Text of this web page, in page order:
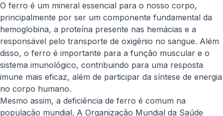
O ferro é um mineral essencial para o nosso corpo,
principalmente por ser um componente fundamental da
hemoglobina, a proteína presente nas hemácias e a
responsável pelo transporte de oxigênio no sangue. Além
disso, o ferro é importante para a função muscular e o
sistema imunológico, contribuindo para uma resposta
imune mais eficaz, além de participar da síntese de energia
no corpo humano.
Mesmo assim, a deficiência de ferro é comum na
população mundial. A Organização Mundial da Saúde